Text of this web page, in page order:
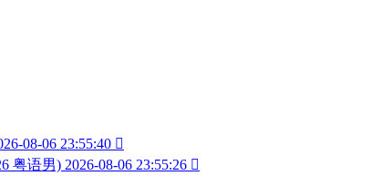
08-06 23:55:40 
粤语男) 2026-08-06 23:55:26 